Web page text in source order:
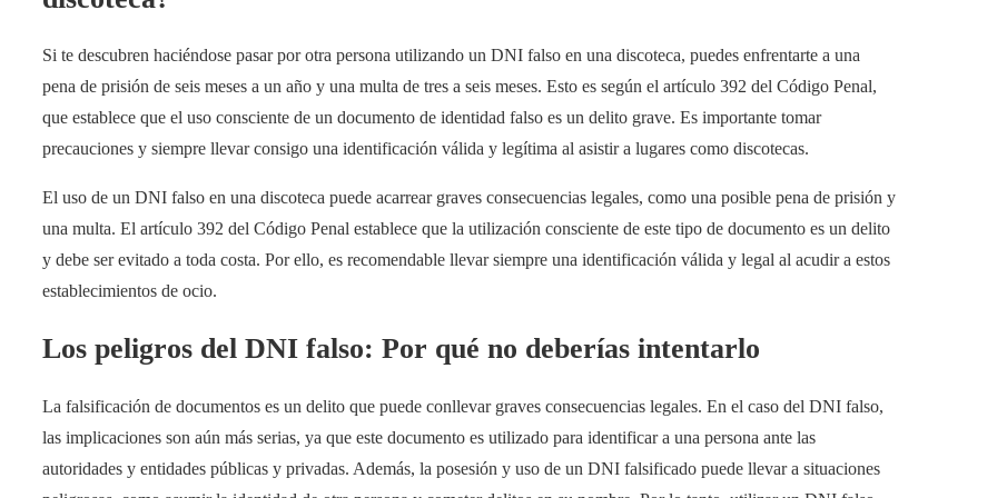
Si te descubren haciéndose pasar por otra persona utilizando un DNI falso en una discoteca, puedes enfrentarte a una
pena de prisión de seis meses a un año y una multa de tres a seis meses. Esto es según el artículo 392 del Código Penal,
que establece que el uso consciente de un documento de identidad falso es un delito grave. Es importante tomar
precauciones y siempre llevar consigo una identificación válida y legítima al asistir a lugares como discotecas.
El uso de un DNI falso en una discoteca puede acarrear graves consecuencias legales, como una posible pena de prisión y
una multa. El artículo 392 del Código Penal establece que la utilización consciente de este tipo de documento es un delito
y debe ser evitado a toda costa. Por ello, es recomendable llevar siempre una identificación válida y legal al acudir a estos
establecimientos de ocio.
Los peligros del DNI falso: Por qué no deberías intentarlo
La falsificación de documentos es un delito que puede conllevar graves consecuencias legales. En el caso del DNI falso,
las implicaciones son aún más serias, ya que este documento es utilizado para identificar a una persona ante las
autoridades y entidades públicas y privadas. Además, la posesión y uso de un DNI falsificado puede llevar a situaciones